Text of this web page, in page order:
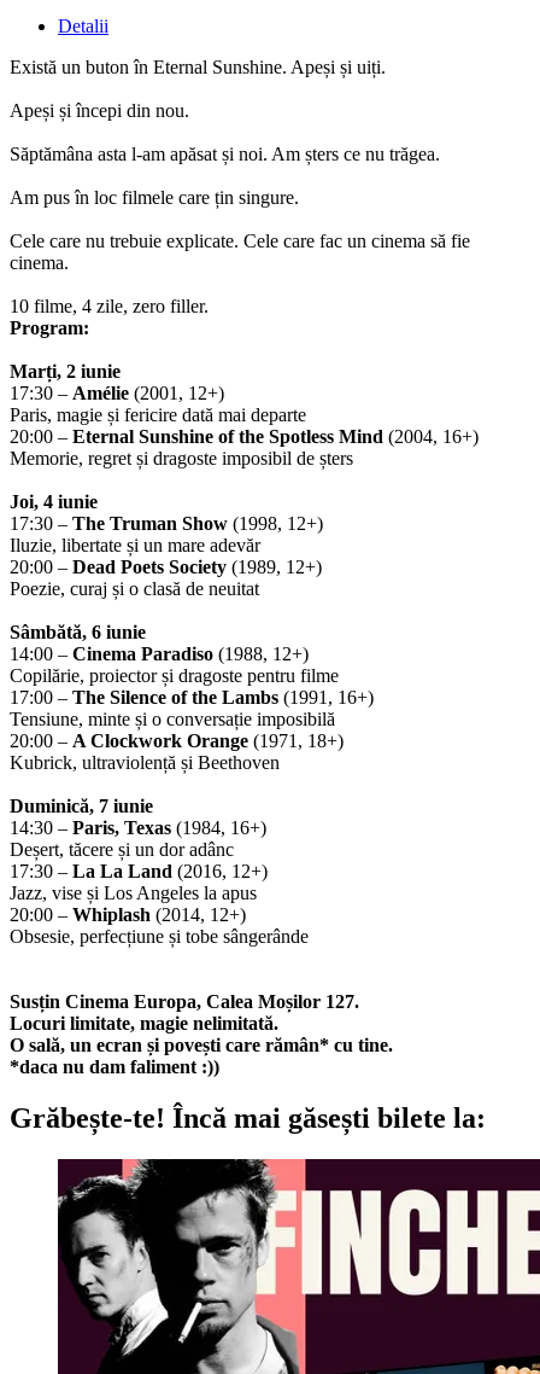
Detalii
Există un buton în Eternal Sunshine. Apeși și uiți.
Apeși și începi din nou.
Săptămâna asta l-am apăsat și noi. Am șters ce nu trăgea.
Am pus în loc filmele care țin singure.
Cele care nu trebuie explicate. Cele care fac un cinema să fie
cinema.
10 filme, 4 zile, zero filler.
Program:
Marți, 2 iunie
17:30 – Amélie (2001, 12+)
Paris, magie și fericire dată mai departe
20:00 – Eternal Sunshine of the Spotless Mind (2004, 16+)
Memorie, regret și dragoste imposibil de șters
Joi, 4 iunie
17:30 – The Truman Show (1998, 12+)
Iluzie, libertate și un mare adevăr
20:00 – Dead Poets Society (1989, 12+)
Poezie, curaj și o clasă de neuitat
Sâmbătă, 6 iunie
14:00 – Cinema Paradiso (1988, 12+)
Copilărie, proiector și dragoste pentru filme
17:00 – The Silence of the Lambs (1991, 16+)
Tensiune, minte și o conversație imposibilă
20:00 – A Clockwork Orange (1971, 18+)
Kubrick, ultraviolență și Beethoven
Duminică, 7 iunie
14:30 – Paris, Texas (1984, 16+)
Deșert, tăcere și un dor adânc
17:30 – La La Land (2016, 12+)
Jazz, vise și Los Angeles la apus
20:00 – Whiplash (2014, 12+)
Obsesie, perfecțiune și tobe sângerânde
Susțin Cinema Europa, Calea Moșilor 127.
Locuri limitate, magie nelimitată.
O sală, un ecran și povești care rămân* cu tine.
*daca nu dam faliment :))
Grăbește-te! Încă mai găsești bilete la: